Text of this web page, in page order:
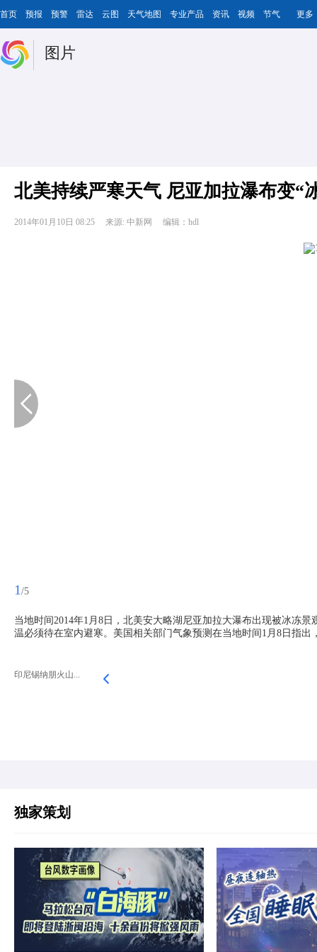
首页 预报 预警 雷达 云图 天气地图 专业产品 资讯 视频 节气 更多
图片
北美持续严寒天气 尼亚加拉瀑布变“
2014年01月10日 08:25 来源: 中新网 编辑：hdl
1 /5
当地时间2014年1月8日，北美安大略湖尼亚加拉大瀑布出现被冰冻
温必须待在室内避寒。美国相关部门气象预测在当地时间1月8日指出
印尼锡纳朋火山...
独家策划